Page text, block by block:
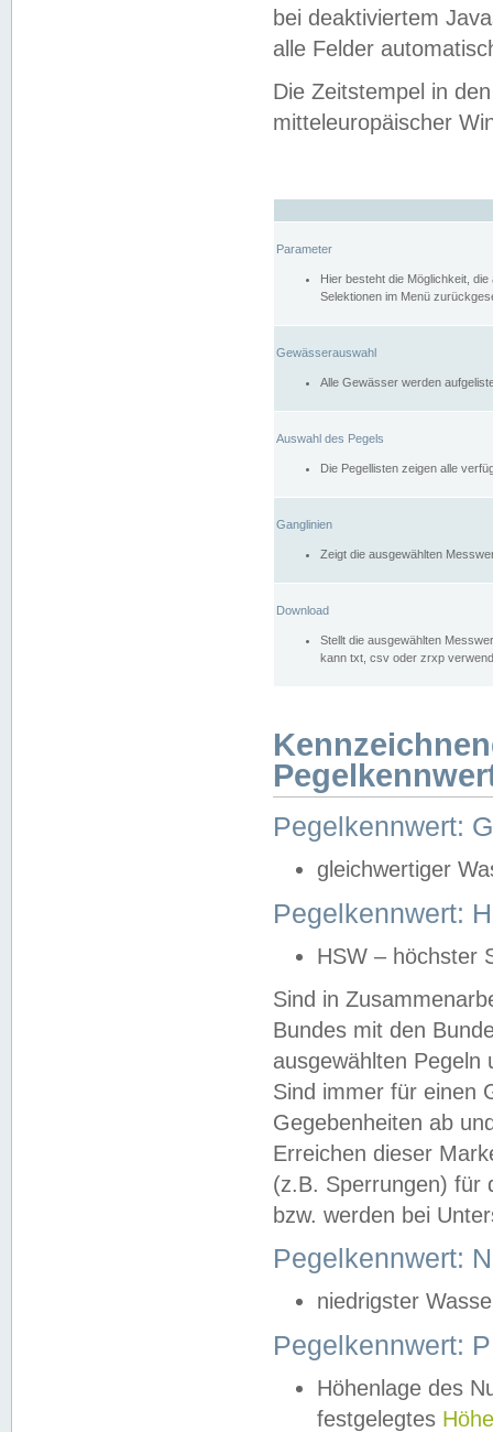
bei deaktiviertem
alle Felder
Die Zeitstempel in
mitteleuropäischer
Parameter
Hier besteht die Möglichkeit,
Selektionen im Menü
Gewässerauswahl
Alle Gewässer werden
Auswahl des Pegels
Die Pegellisten zeigen alle
Ganglinien
Zeigt die ausgewählten
Download
Stellt die ausgewählten
kann txt, csv oder zrxp
Pegelkennwert:
gleichwertiger
Pegelkennwert:
HSW – höchster
Sind in
Bundes mit den
ausgewählten
Sind immer für einen
Gegebenheiten ab
Erreichen dieser
(z.B. Sperrungen) für
bzw. werden bei
Pegelkennwert:
niedrigster
Pegelkennwert:
Höhenlage des
festgelegtes